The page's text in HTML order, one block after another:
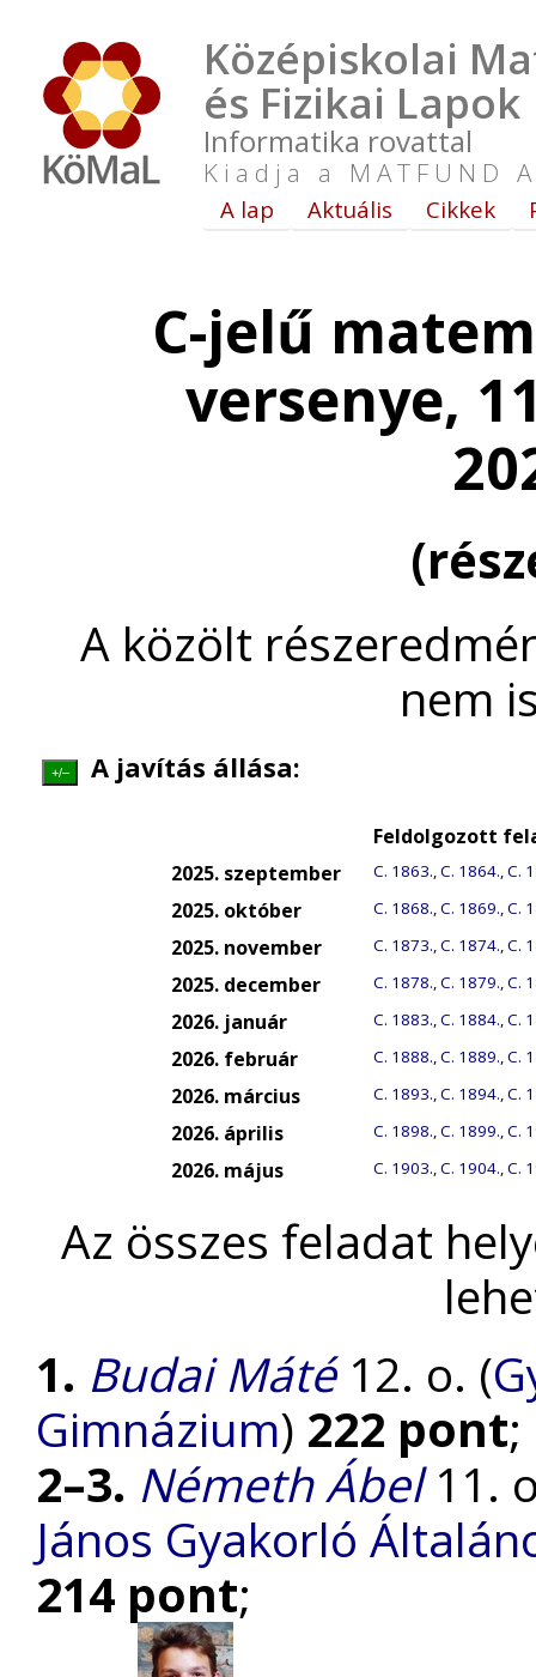
Középiskolai
és Fizikai Lapok
Informatika rovattal
Kiadja a MATFUND
A lap Aktuális Cikkek
C-jelű
versenye,
A közölt
nem
+/– A javítás állása:
Feldolgozott
2025. szeptember
C. 1863.,C. 1864.,C.
2025. október C. 1868.,C. 1869.,C.
2025. november C. 1873.,C. 1874.,C.
2025. december C. 1878.,C. 1879.,C.
2026. január C. 1883.,C. 1884.,C.
2026. február C. 1888.,C. 1889.,C.
2026. március C. 1893.,C. 1894.,C.
2026. április C. 1898.,C. 1899.,C.
2026. május C. 1903.,C. 1904.,C.
Az összes feladat
1. Budai Máté12. o. (
Gimnázium) 222 pont;
2–3. Németh Ábel11.
János Gyakorló
214 pont;